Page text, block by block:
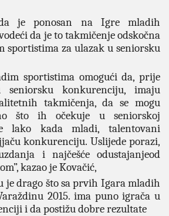
je ponosan na Igre mladih
da je to takmičenje odskočna
sportistima za ulazak u seniorsku
sportistima omogući da, prije
konkurenciju, imaju
takmičenja, da se mogu
što ih očekuje u seniorskoj
lako kada mladi, talentovani
konkurenciju. Uslijede porazi,
i najčešće odustajanjeod
kazao je Kovačić,
je drago što sa prvih Igara mladih
2015. ima puno igrača u
i da postižu dobre rezultate